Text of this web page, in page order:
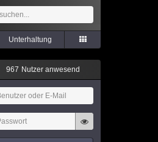
Unterhaltung
967 Nutzer anwesend